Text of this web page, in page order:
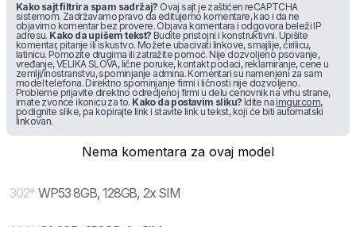
Kako sajt filtrira spam sadržaj? Ovaj sajt je zaštićen reCAPTCHA
sistemom. Zadržavamo pravo da editujemo komentare, kao i da ne
objavimo komentar bez provere. Objava komentara i odgovora beleži IP
adresu. Kako da upišem tekst? Budite pristojni i konstruktivni. Upišite
komentar, pitanje ili iskustvo. Možete ubacivati linkove, smajlije, ćirilicu,
latinicu. Pomozite drugima ili zatražite pomoć. Nije dozvoljeno psovanje,
vređanje, VELIKA SLOVA, lične poruke, kontakt podaci, reklamiranje, cene u
zemlji/inostranstvu, spominjanje admina. Komentari su namenjeni za sam
model telefona. Direktno spominjanje firmi i ličnosti nije dozvoljeno.
Probleme prijavite direktno odredjenoj firmi u delu cenovnik na vrhu strane,
imate zvonce ikonicu za to. Kako da postavim sliku? Idite na imgur.com,
podignite slike, pa kopirajte link i stavite link u tekst, koji će biti automatski
linkovan.
Nema komentara za ovaj model
302* WP53 8GB, 128GB, 2x SIM